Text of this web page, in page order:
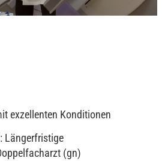
exzellenten Konditionen
Längerfristige
(gn)